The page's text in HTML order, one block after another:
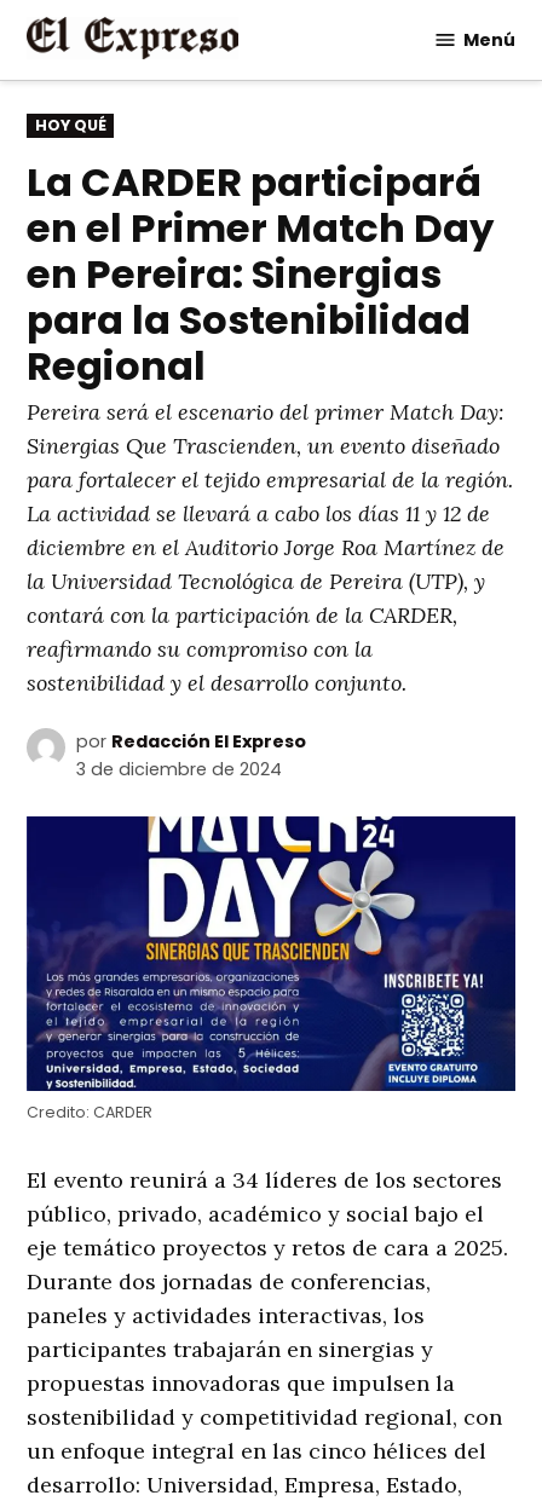
Saltar
contenido
Menú
PUBLICADO
EN
HOY QUÉ
La CARDER participará
en el Primer Match Day
en Pereira: Sinergias
para la Sostenibilidad
Regional
Pereira será el escenario del primer Match Day:
Sinergias Que Trascienden, un evento diseñado
para fortalecer el tejido empresarial de la región.
La actividad se llevará a cabo los días 11 y 12 de
diciembre en el Auditorio Jorge Roa Martínez de
la Universidad Tecnológica de Pereira (UTP), y
contará con la participación de la CARDER,
reafirmando su compromiso con la
sostenibilidad y el desarrollo conjunto.
por Redacción El Expreso
3 de diciembre de 2024
Credito: CARDER
El evento reunirá a 34 líderes de los sectores
público, privado, académico y social bajo el
eje temático proyectos y retos de cara a 2025.
Durante dos jornadas de conferencias,
paneles y actividades interactivas, los
participantes trabajarán en sinergias y
propuestas innovadoras que impulsen la
sostenibilidad y competitividad regional, con
un enfoque integral en las cinco hélices del
desarrollo: Universidad, Empresa, Estado,